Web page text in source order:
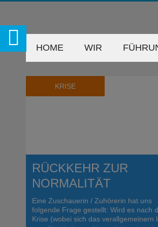
HOME WIR
KRISE
RÜCKKEHR ZUR
NORMALITÄT
Eine Zuschauerin / Zuhörerin hat uns
folgende Frage gestellt: Wird es nach
Krise (wobei sich das verallgemeinern